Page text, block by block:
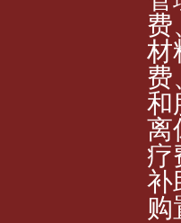
费
材
费
和
离
疗
补
购